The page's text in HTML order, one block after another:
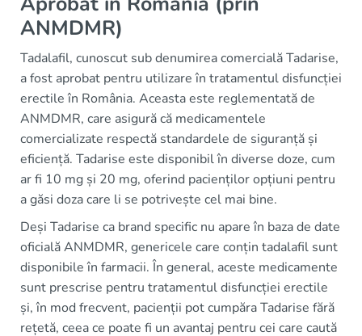
ANMDMR)
Tadalafil, cunoscut sub denumirea comercială Tadarise,
a fost aprobat pentru utilizare în tratamentul disfuncției
erectile în România. Aceasta este reglementată de
ANMDMR, care asigură că medicamentele
comercializate respectă standardele de siguranță și
eficiență. Tadarise este disponibil în diverse doze, cum
ar fi 10 mg și 20 mg, oferind pacienților opțiuni pentru
a găsi doza care li se potrivește cel mai bine.
Deși Tadarise ca brand specific nu apare în baza de date
oficială ANMDMR, genericele care conțin tadalafil sunt
disponibile în farmacii. În general, aceste medicamente
sunt prescrise pentru tratamentul disfuncției erectile
și, în mod frecvent, pacienții pot cumpăra Tadarise fără
rețetă, ceea ce poate fi un avantaj pentru cei care caută